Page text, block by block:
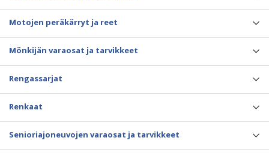
Motojen peräkärryt ja reet
Mönkijän varaosat ja tarvikkeet
Rengassarjat
Renkaat
Senioriajoneuvojen varaosat ja tarvikkeet